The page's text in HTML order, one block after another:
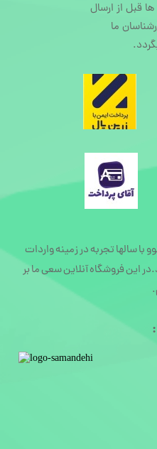
با سالها تجربه در زمینه واردات
این فروشگاه آنلاین سعی ما بر
ها قبل از ارسال
ما